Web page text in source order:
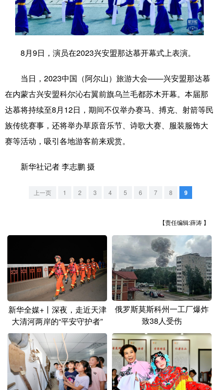
食品 人居 信息化 数字经济
彩票 娱乐 时尚 悦读
文化产业
地方频道
江西
湖北 湖南
广东 广西 海南 重庆
四川 贵州 云南 西藏
陕西 甘肃 青海 宁夏
新疆 内蒙古 黑龙江
多语种频道
English Español Français عربى
8月9日，演员在2023兴安盟那达慕开幕式上表演。
当日，2023中国（阿尔山）旅游大会——兴安盟那达慕
在内蒙古兴安盟科尔沁右翼前旗乌兰毛都苏木开幕。本届那
达慕将持续至8月12日，期间不仅举办赛马、搏克、射箭等民
族传统赛事，还将举办草原音乐节、诗歌大赛、服装服饰大
赛等活动，吸引各地游客前来观赏。
新华社记者 李志鹏 摄
上一页 1 2 3 4 5 6 7 8 9
【责任编辑:薛涛 】
新华全媒+丨深夜，走近天津
大清河两岸的“平安守护者”
俄罗斯莫斯科州一工厂爆炸
致38人受伤